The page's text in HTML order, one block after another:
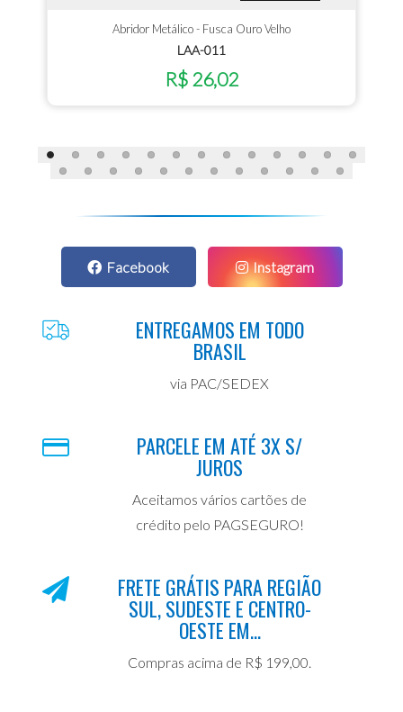
Abridor Metálico - Fusca Ouro Velho
LAA-011
R$ 26,02
Facebook Instagram
ENTREGAMOS EM TODO
BRASIL
via PAC/SEDEX
PARCELE EM ATÉ 3X S/
JUROS
Aceitamos vários cartões de
crédito pelo PAGSEGURO!
FRETE GRÁTIS PARA REGIÃO
SUL, SUDESTE E CENTRO-
OESTE EM...
Compras acima de R$ 199,00.